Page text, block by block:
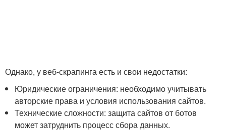
Однако, у веб-скрапинга есть и свои недостатки:
Юридические ограничения:​ необходимо учитывать
авторские права и условия использования сайтов.
Технические сложности: защита ⁣сайтов от ⁢ботов
может затруднить процесс сбора‌ данных.